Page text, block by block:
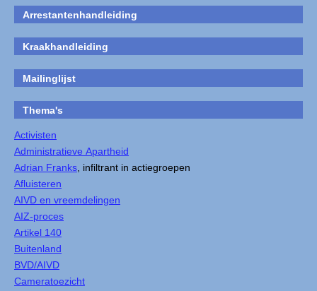
Arrestantenhandleiding
Kraakhandleiding
Mailinglijst
Thema's
Activisten
Administratieve Apartheid
Adrian Franks , infiltrant in actiegroepen
Afluisteren
AIVD en vreemdelingen
AIZ-proces
Artikel 140
Buitenland
BVD/AIVD
Cameratoezicht